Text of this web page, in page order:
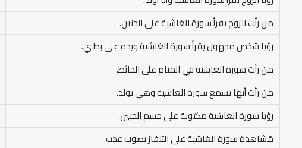
من رأت الزوج يقرأ سورة الغاشية على الجنين.
رؤيا شخص مجهول يقرأ سورة الغاشية ويده على بطني.
من رأت سورة الغاشية في المنام على الحائط.
من رأت أنها تسمع سورة الغاشية وهي تولد.
رؤيا سورة الغاشية مكتوبة على جسم الجنين.
مُشاهدة سورة الغاشية على التلفاز بصوت عذب.